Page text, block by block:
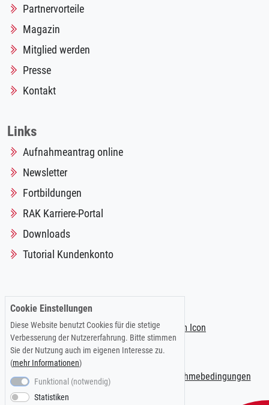
Partnervorteile
Magazin
Mitglied werden
Presse
Kontakt
Links
Aufnahmeantrag online
Newsletter
Fortbildungen
RAK Karriere-Portal
Downloads
Tutorial Kundenkonto
Impressum |Datenschutzerklärung Teilnahmebedingungen
Cookie Einstellungen
Diese Website benutzt Cookies für die stetige
Verbesserung der Nutzererfahrung. Bitte stimmen
Sie der Nutzung auch im eigenen Interesse zu.
(mehr Informationen)
Funktional (notwendig)
Statistiken